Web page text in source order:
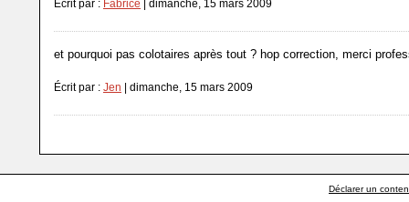
Écrit par : Fabrice | dimanche, 15 mars 2009
et pourquoi pas colotaires après tout ? hop correction, merci
Écrit par : Jen | dimanche, 15 mars 2009
Déclarer un